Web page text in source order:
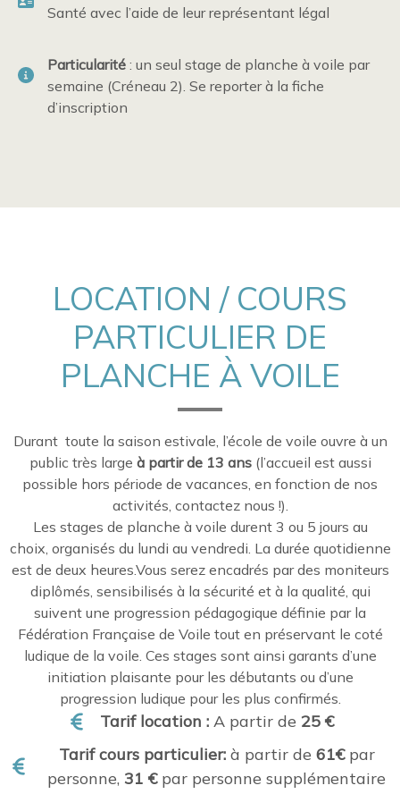
Santé avec l’aide de leur représentant légal
Particularité : un seul stage de planche à voile par
semaine (Créneau 2). Se reporter à la fiche
d’inscription
LOCATION / COURS
PARTICULIER DE
PLANCHE À VOILE
Durant toute la saison estivale, l’école de voile ouvre à un
public très large à partir de 13 ans (l’accueil est aussi
possible hors période de vacances, en fonction de nos
activités, contactez nous !).
Les stages de planche à voile durent 3 ou 5 jours au
choix, organisés du lundi au vendredi. La durée quotidienne
est de deux heures.Vous serez encadrés par des moniteurs
diplômés, sensibilisés à la sécurité et à la qualité, qui
suivent une progression pédagogique définie par la
Fédération Française de Voile tout en préservant le coté
ludique de la voile. Ces stages sont ainsi garants d’une
initiation plaisante pour les débutants ou d’une
progression ludique pour les plus confirmés.
Tarif location :A partir de 25 €
Tarif cours particulier:à partir de 61€par
personne, 31 €par personne supplémentaire